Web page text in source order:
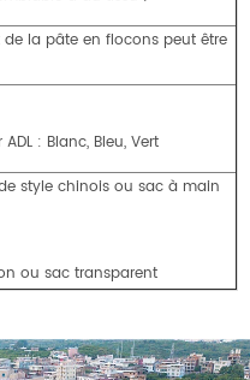
de la pâte en flocons peut être
: Blanc, Bleu, Vert
style chinois ou sac à main
ou sac transparent